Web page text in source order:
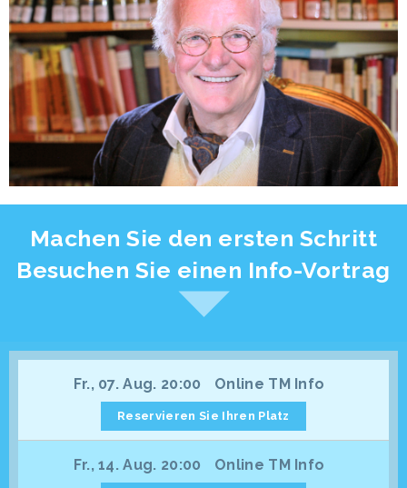
Machen Sie den ersten Schritt
Besuchen Sie einen Info-Vortrag
Fr., 07. Aug. 20:00 Online TM Info
Reservieren Sie Ihren Platz
Fr., 14. Aug. 20:00 Online TM Info